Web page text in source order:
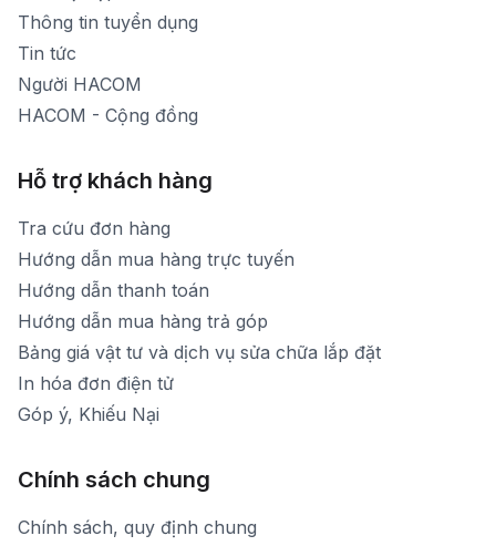
Thời gian mở cửa: Từ 8h30-20h hàng ngày
Thông tin tuyển dụng
Tin tức
Người HACOM
HACOM - Cộng đồng
Hỗ trợ khách hàng
Tra cứu đơn hàng
Hướng dẫn mua hàng trực tuyến
Hướng dẫn thanh toán
Hướng dẫn mua hàng trả góp
Bảng giá vật tư và dịch vụ sửa chữa lắp đặt
In hóa đơn điện tử
Góp ý, Khiếu Nại
Chính sách chung
Chính sách, quy định chung